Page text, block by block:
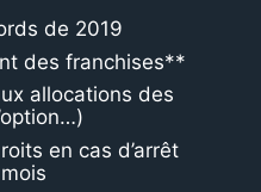
de 2019
des franchises**
allocations des
en cas d’arrêt